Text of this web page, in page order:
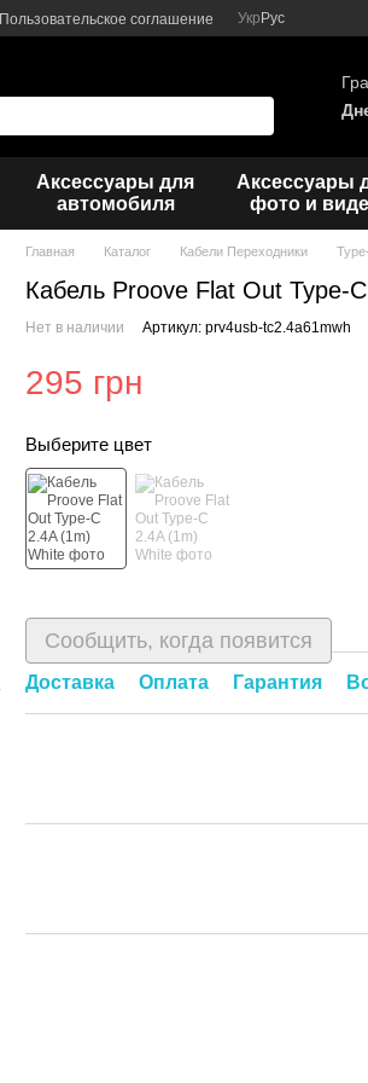
Пользовательское соглашение Укр Рус
Аксессуары для
автомобиля
Аксессуары
фото и
Главная Каталог Кабели Переходники
Кабель Proove Flat Out Type-
Нет в наличии Артикул: prv4usb-tc2.4a61mwh
295 грн
Выберите цвет
Сообщить, когда появится
Доставка Оплата Гарантия